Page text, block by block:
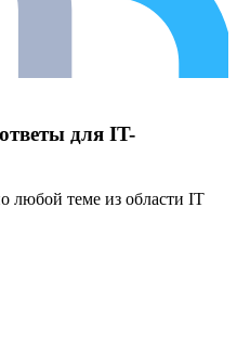
для IT-
любой теме из области IT